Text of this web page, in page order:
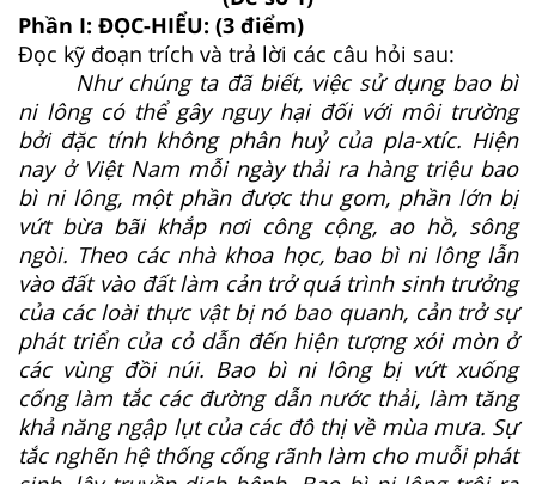
Phần I: ĐỌC-HIỂU: (3 điểm)
Đọc kỹ đoạn trích và trả lời các câu hỏi sau:
Như chúng ta đã biết, việc sử dụng bao bì
ni lông có thể gây nguy hại đối với môi trường
bởi đặc tính không phân huỷ của pla-xtíc. Hiện
nay ở Việt Nam mỗi ngày thải ra hàng triệu bao
bì ni lông, một phần được thu gom, phần lớn bị
vứt bừa bãi khắp nơi công cộng, ao hồ, sông
ngòi. Theo các nhà khoa học, bao bì ni lông lẫn
vào đất vào đất làm cản trở quá trình sinh trưởng
của các loài thực vật bị nó bao quanh, cản trở sự
phát triển của cỏ dẫn đến hiện tượng xói mòn ở
các vùng đồi núi. Bao bì ni lông bị vứt xuống
cống làm tắc các đường dẫn nước thải, làm tăng
khả năng ngập lụt của các đô thị về mùa mưa. Sự
tắc nghẽn hệ thống cống rãnh làm cho muỗi phát